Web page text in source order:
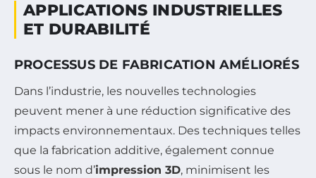
APPLICATIONS INDUSTRIELLES
ET DURABILITÉ
PROCESSUS DE FABRICATION AMÉLIORÉS
Dans l’industrie, les nouvelles technologies
peuvent mener à une réduction significative des
impacts environnementaux. Des techniques telles
que la fabrication additive, également connue
sous le nom d’impression 3D, minimisent les